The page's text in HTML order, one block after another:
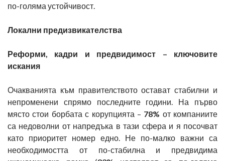
по-голяма устойчивост.
Локални предизвикателства
Реформи, кадри и предвидимост – ключовите
искания
Очакванията към правителството остават стабилни и
непроменени спрямо последните години. На първо
място стои борбата с корупцията – 78% от компаниите
са недоволни от напредъка в тази сфера и я посочват
като приоритет номер едно. Не по-малко важни са
необходимостта от по-стабилна и предвидима